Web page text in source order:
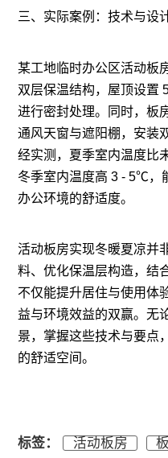
三、实际案例：技术与设
某工地临时办公区活动板
双层保温结构，屋顶设置
进行密封处理。同时，板
通风天窗与遮阳棚，安装
经实测，夏季室内温度比
冬季室内温度高 3 - 5℃，
办公环境的舒适度。
活动板房实现冬暖夏凉并
料、优化保温层构造，结
不仅能提升居住与使用体
益与环境效益的双赢。无
景，掌握这些技术与要点
的舒适空间。
标签： 活动板房